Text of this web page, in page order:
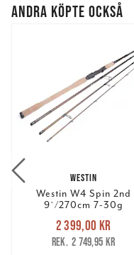
ANDRA KÖPTE OCKSÅ
WESTIN
Westin W4 Spin 2nd
9`/270cm 7-30g
Nuvarande pris
2 399,00 krTidigare pris
2 749,95 kr
2 399,00 kr
2 749,95 kr